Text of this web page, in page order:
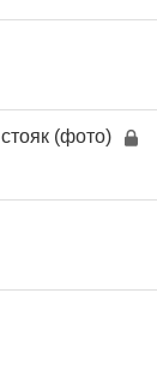
(фото)